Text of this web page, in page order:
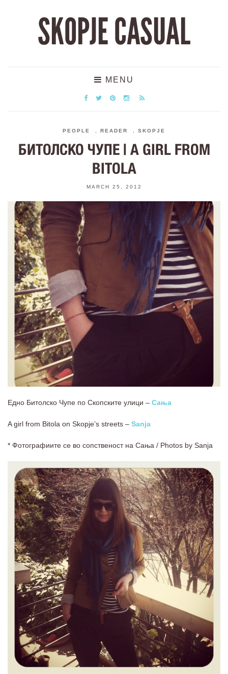
SKOPJE CASUAL
MENU
PEOPLE READER SKOPJE
БИТОЛСКО ЧУПЕ | A GIRL FROM
BITOLA
MARCH 25, 2012
Едно Битолско Чупе по Скопските улици – Сања
A girl from Bitola on Skopje’s streets – Sanja
* Фотографиите се во сопственост на Сања / Photos by Sanja